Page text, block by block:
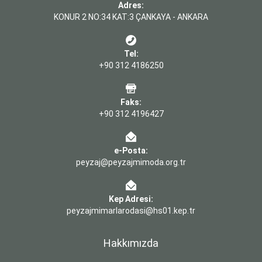
Adres:
KONUR 2 NO:34 KAT:3 ÇANKAYA - ANKARA
Tel:
+90 312 4186250
Faks:
+90 312 4196427
e-Posta:
peyzaj@peyzajmimoda.org.tr
Kep Adresi:
peyzajmimarlarodasi@hs01.kep.tr
Hakkımızda